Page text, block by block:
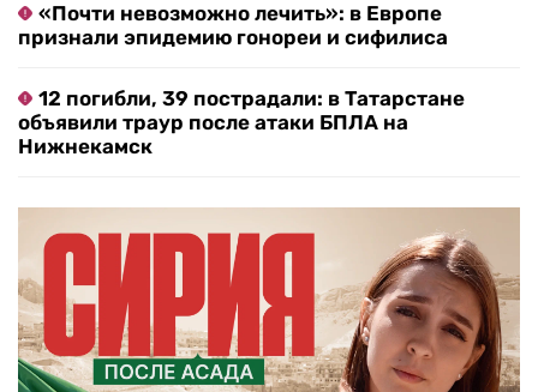
«Почти невозможно лечить»: в Европе
признали эпидемию гонореи и сифилиса
12 погибли, 39 пострадали: в Татарстане
объявили траур после атаки БПЛА на
Нижнекамск